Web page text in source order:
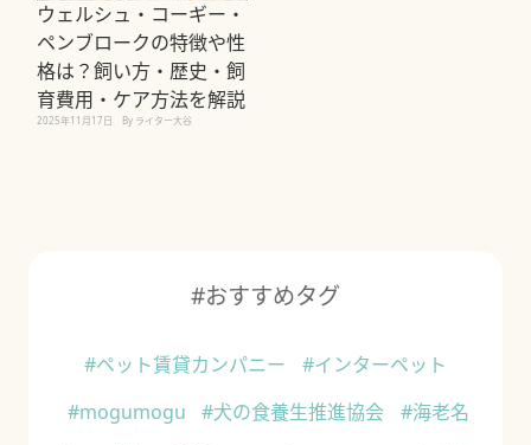
ウェルシュ・コーギー・
ペンブロークの特徴や性
格は？飼い方・歴史・飼
育費用・ケア方法を解説
2025年11月17日 By ライター大谷
#おすすめタグ
#ペット賃貸カンパニー
#インターペット
#mogumogu
#犬の食養生推進協会
#海老名